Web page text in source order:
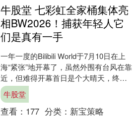
牛股堂 七彩虹全家桶集体亮
相BW2026！捕获年轻人它
们是真有一手
一年一度的Bilibili World于7月10日在上
海“紧张”地开幕了，虽然外围有台风在靠
近，但难得开幕首日是个大晴天，终于
没有像往年那样办成Bilibili....
牛股堂
查看： 177 分类： 新宝策略